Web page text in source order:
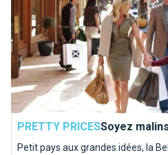
PRETTY PRICESSoyez
Petit pays aux grandes idées, la